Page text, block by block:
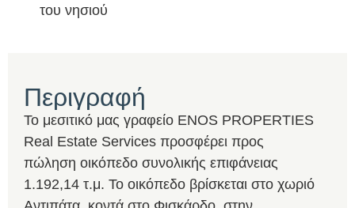
του νησιού
Περιγραφή
Το μεσιτικό μας γραφείο ENOS PROPERTIES
Real Estate Services προσφέρει προς
πώληση οικόπεδο συνολικής επιφάνειας
1.192,14 τ.μ. Το οικόπεδο βρίσκεται στο χωριό